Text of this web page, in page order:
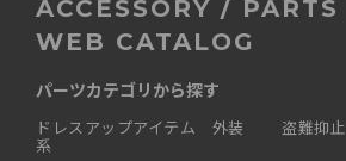
ACCESSORY / PARTS
WEB CATALOG
パーツカテゴリから探す
ドレスアップアイテム 外装
系
盗難抑止